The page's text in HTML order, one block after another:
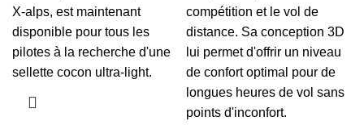
X-alps, est maintenant
disponible pour tous les
pilotes à la recherche d'une
sellette cocon ultra-light.
compétition et le vol de
distance. Sa conception 3D
lui permet d'offrir un niveau
de confort optimal pour de
longues heures de vol sans
points d'inconfort.